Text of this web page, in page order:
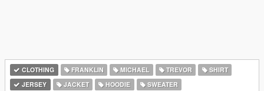
CLOTHING FRANKLIN MICHAEL TREVOR
SHIRT
JERSEY
JACKET HOODIE SWEATER